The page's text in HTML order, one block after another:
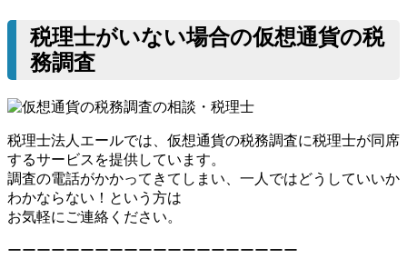
税理士がいない場合の仮想通貨の税
務調査
税理士法人エールでは、仮想通貨の税務調査に税理士が同席
するサービスを提供しています。
調査の電話がかかってきてしまい、一人ではどうしていいか
わかならない！という方は
お気軽にご連絡ください。
ーーーーーーーーーーーーーーーーーーーー